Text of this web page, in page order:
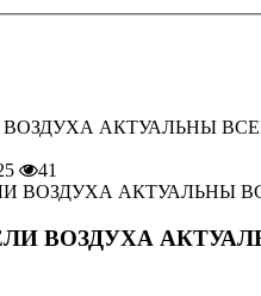
АКТУАЛЬНЫ
41
ВОЗДУХА